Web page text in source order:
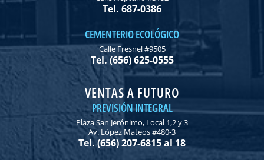
Tel. 687-0386
CEMENTERIO ECOLÓGICO
Calle Fresnel #9505
Tel. (656) 625-0555
VENTAS A FUTURO
PREVISIÓN INTEGRAL
Plaza San Jerónimo, Local 1,2 y 3
Av. López Mateos #480-3
Tel. (656) 207-6815 al 18